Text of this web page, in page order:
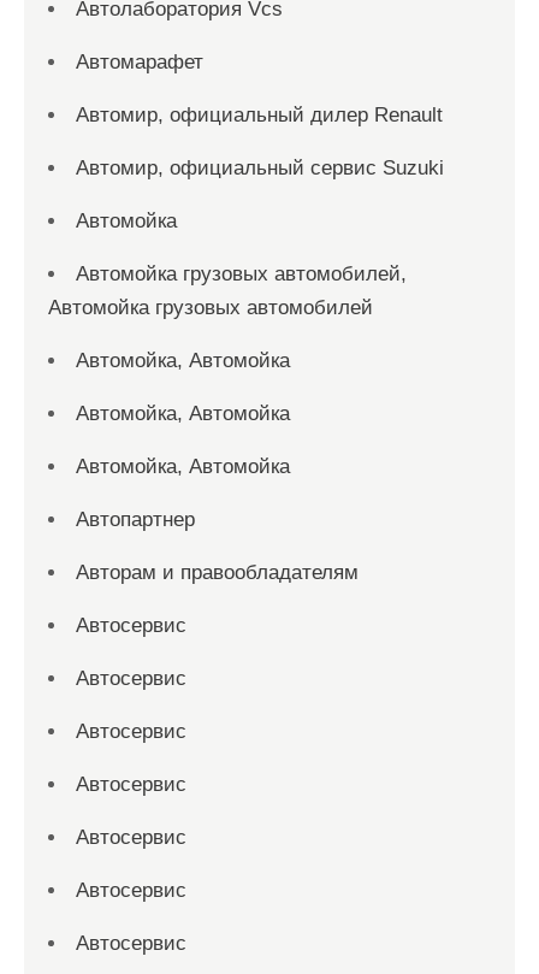
Автолаборатория Vcs
Автомарафет
Автомир, официальный дилер Renault
Автомир, официальный сервис Suzuki
Автомойка
Автомойка грузовых автомобилей,
Автомойка грузовых автомобилей
Автомойка, Автомойка
Автомойка, Автомойка
Автомойка, Автомойка
Автопартнер
Авторам и правообладателям
Автосервис
Автосервис
Автосервис
Автосервис
Автосервис
Автосервис
Автосервис